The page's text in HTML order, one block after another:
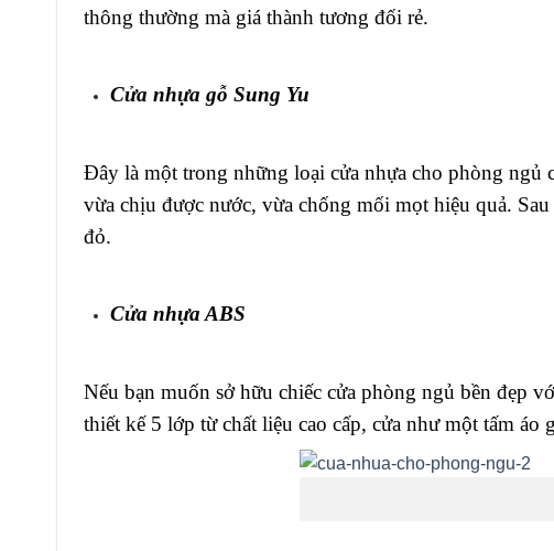
thông thường mà giá thành tương đối rẻ.
Cửa nhựa gỗ Sung Yu
Đây là một trong những loại cửa nhựa cho phòng ngủ
vừa chịu được nước, vừa chống mối mọt hiệu quả.
đỏ.
Cửa nhựa ABS
Nếu bạn muốn sở hữu chiếc cửa phòng ngủ bền đẹp
thiết kế 5 lớp từ chất liệu cao cấp, cửa như một tấm